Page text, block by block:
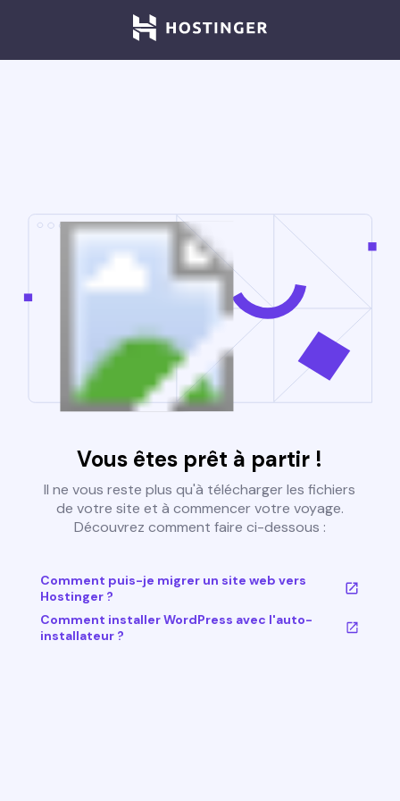
Vous êtes prêt à partir !
Il ne vous reste plus qu'à télécharger les fichiers
de votre site et à commencer votre voyage.
Découvrez comment faire ci-dessous :
Comment puis-je migrer un site web vers
Hostinger ?
Comment installer WordPress avec l'auto-
installateur ?